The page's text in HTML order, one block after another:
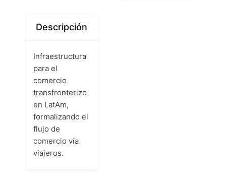
Descripción
Infraestructura
para el
comercio
transfronterizo
en LatAm,
formalizando el
flujo de
comercio vía
viajeros.